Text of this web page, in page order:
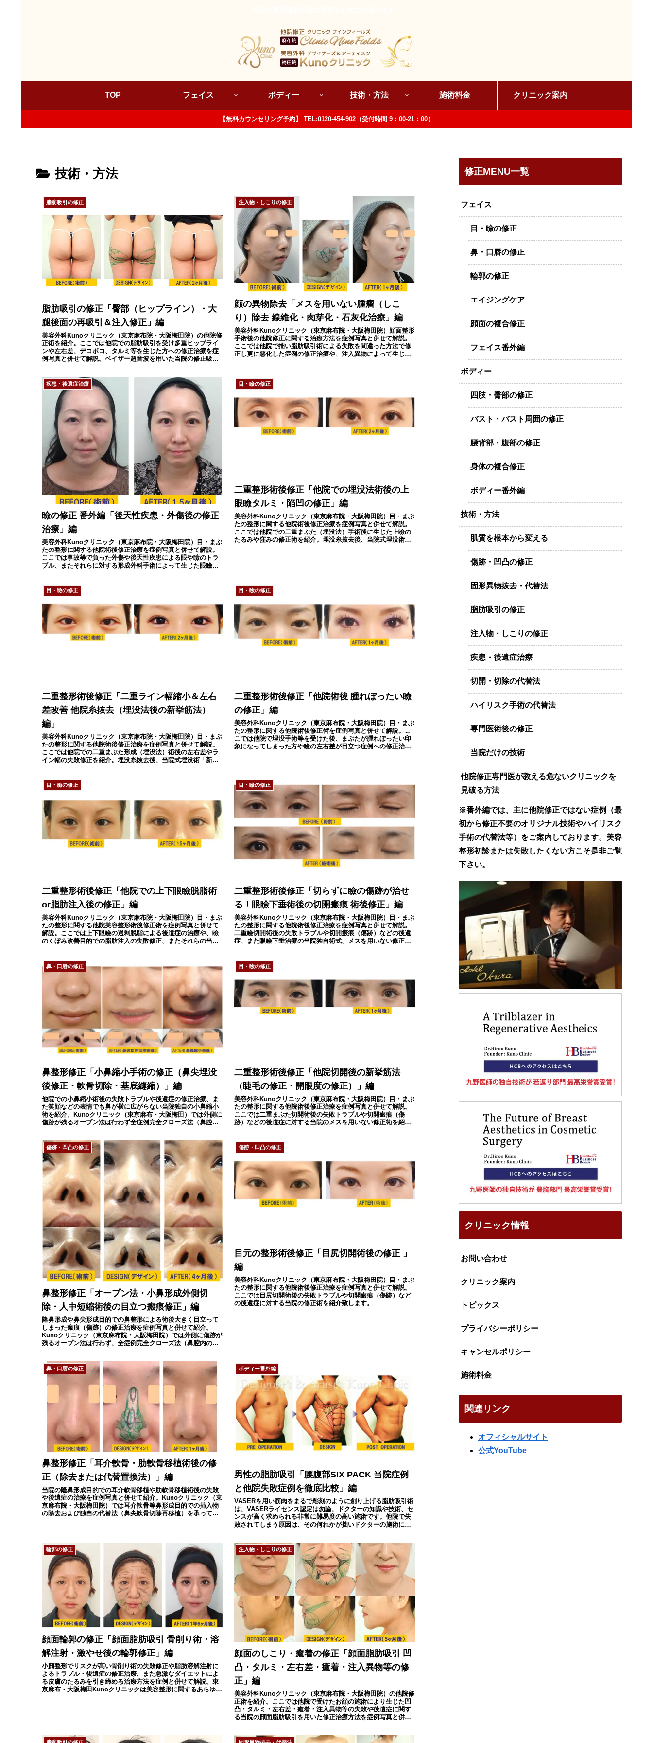
TOP フェイス ボディー 技術・方法 施術料金 クリニック案内
【無料カウンセリング予約】 TEL:0120-454-902（受付時間 9：00-21：00）
技術・方法
脂肪吸引の修正
脂肪吸引の修正「臀部（ヒップライン）・大
腿後面の再吸引＆注入修正」編
美容外科Kunoクリニック（東京麻布院・大阪梅田院）の他院修
正術を紹介。ここでは他院での脂肪吸引を受け多重ヒップライ
ンや左右差、デコボコ、タルミ等を生じた方への修正治療を症
例写真と併せて解説。ベイザー超音波を用いた当院の修正吸引
注入物・しこりの修正
顔の異物除去「メスを用いない腫瘤（しこ
り）除去 線維化・肉芽化・石灰化治療」編
美容外科Kunoクリニック（東京麻布院・大阪梅田院）顔面整形
手術後の他院修正に関する治療方法を症例写真と併せて解説。
ここでは他院で拙い脂肪吸引術による失敗を間違った方法で修
正し更に悪化した症例の修正治療や、注入異物によって生じた
疾患・後遺症治療
瞼の修正 番外編「後天性疾患・外傷後の修正
治療」編
美容外科Kunoクリニック（東京麻布院・大阪梅田院）目・まぶ
たの整形に関する他院術後修正治療を症例写真と併せて解説。
ここでは事故等で負った外傷や後天性疾患による眼や瞼のトラ
ブル、またそれらに対する形成外科手術によって生じた眼瞼下
目・瞼の修正
二重整形術後修正「他院での埋没法術後の上
眼瞼タルミ・陥凹の修正」編
美容外科Kunoクリニック（東京麻布院・大阪梅田院）目・まぶ
たの整形に関する他院術後修正治療を症例写真と併せて解説。
ここでは他院での二重まぶた（埋没法）手術後に生じた上瞼の
たるみや窪みの修正術を紹介。埋没糸抜去後、当院式埋没術
目・瞼の修正
二重整形術後修正「二重ライン幅縮小＆左右
差改善 他院糸抜去（埋没法後の新挙筋法）
編」
美容外科Kunoクリニック（東京麻布院・大阪梅田院）目・まぶ
たの整形に関する他院術後修正治療を症例写真と併せて解説。
ここでは他院での二重まぶた形成（埋没法）術後の左右差やラ
イン幅の失敗修正を紹介。埋没糸抜去後、当院式埋没術「新挙
目・瞼の修正
二重整形術後修正「他院術後 腫れぼったい瞼
の修正」編
美容外科Kunoクリニック（東京麻布院・大阪梅田院）目・まぶ
たの整形に関する他院術後修正術を症例写真と併せて解説。こ
こでは他院で埋没手術等を受けた後、まぶたが腫れぼったい印
象になってしまった方や瞼の左右差が目立つ症例への修正治療
目・瞼の修正
二重整形術後修正「他院での上下眼瞼脱脂術
or脂肪注入後の修正」編
美容外科Kunoクリニック（東京麻布院・大阪梅田院）目・まぶ
たの整形に関する他院美容整形術後修正術を症例写真と併せて
解説。ここでは上下眼瞼の過剰脱脂による後遺症の治療や、瞼
のくぼみ改善目的での脂肪注入の失敗修正、またそれらの当院
目・瞼の修正
二重整形術後修正「切らずに瞼の傷跡が治せ
る！眼瞼下垂術後の切開瘢痕 術後修正」編
美容外科Kunoクリニック（東京麻布院・大阪梅田院）目・まぶ
たの整形に関する他院術後修正治療を症例写真と併せて解説。
二重瞼切開術後の失敗トラブルや切開瘢痕（傷跡）などの後遺
症、また眼瞼下垂治療の当院独自術式、メスを用いない修正術
鼻・口唇の修正
鼻整形修正「小鼻縮小手術の修正（鼻尖埋没
後修正・軟骨切除・基底縫縮）」編
他院での小鼻縮小術後の失敗トラブルや後遺症の修正治療、ま
た笑顔などの表情でも鼻が横に広がらない当院独自の小鼻縮小
術を紹介。Kunoクリニック（東京麻布・大阪梅田）では外側に
傷跡が残るオープン法は行わず全症例完全クローズ法（鼻腔内
目・瞼の修正
二重整形術後修正「他院切開後の新挙筋法
（睫毛の修正・開眼度の修正）」編
美容外科Kunoクリニック（東京麻布院・大阪梅田院）目・まぶ
たの整形に関する他院術後修正治療を症例写真と併せて解説。
ここでは二重まぶた切開術後の失敗トラブルや切開瘢痕（傷
跡）などの後遺症に対する当院のメスを用いない修正術を紹介
傷跡・凹凸の修正
鼻整形修正「オープン法・小鼻形成外側切
除・人中短縮術後の目立つ瘢痕修正」編
隆鼻形成や鼻尖形成目的での鼻整形による術後大きく目立って
しまった瘢痕（傷跡）の修正治療を症例写真と併せて紹介。
Kunoクリニック（東京麻布院・大阪梅田院）では外側に傷跡が
残るオープン法は行わず、全症例完全クローズ法（鼻腔内のみ
傷跡・凹凸の修正
目元の整形術後修正「目尻切開術後の修正 」
編
美容外科Kunoクリニック（東京麻布院・大阪梅田院）目・まぶ
たの整形に関する他院術後修正治療を症例写真と併せて解説。
ここでは目尻切開術後の失敗トラブルや切開瘢痕（傷跡）など
の後遺症に対する当院の修正術を紹介致します。
鼻・口唇の修正
鼻整形修正「耳介軟骨・肋軟骨移植術後の修
正（除去または代替置換法）」編
当院の隆鼻形成目的での耳介軟骨移植や肋軟骨移植術後の失敗
や後遺症の治療を症例写真と併せて紹介。Kunoクリニック（東
京麻布院・大阪梅田院）では耳介軟骨等鼻形成目的での挿入物
の除去および独自の代替法（鼻尖軟骨切除再移植）を承ってお
ボディー番外編
男性の脂肪吸引「腰腹部SIX PACK 当院症例
と他院失敗症例を徹底比較」編
VASERを用い筋肉をまるで彫刻のように創り上げる脂肪吸引術
は、VASERライセンス認定は勿論、ドクターの知識や技術、セ
ンスが高く求められる非常に難易度の高い施術です。他院で失
敗されてしまう原因は、その何れかが拙いドクターの施術によ
輪郭の修正
顔面輪郭の修正「顔面脂肪吸引 骨削り術・溶
解注射・激やせ後の輪郭修正」編
小顔整形でリスクが高い骨削り術の失敗修正や脂肪溶解注射に
よるトラブル・後遺症の修正治療、また急激なダイエットによ
る皮膚のたるみを引き締める治療方法を症例と併せて解説。東
京麻布・大阪梅田Kunoクリニックは美容整形に関するあらゆる
注入物・しこりの修正
顔面のしこり・癒着の修正「顔面脂肪吸引 凹
凸・タルミ・左右差・癒着・注入異物等の修
正」編
美容外科Kunoクリニック（東京麻布院・大阪梅田院）の他院修
正術を紹介。ここでは他院で受けたお顔の施術により生じた凹
凸・タルミ・左右差・癒着・注入異物等の失敗や後遺症に関す
る当院の顔面脂肪吸引を用いた修正治療方法を症例写真と併せ
修正MENU一覧
フェイス
目・瞼の修正
鼻・口唇の修正
輪郭の修正
エイジングケア
顔面の複合修正
フェイス番外編
ボディー
四肢・臀部の修正
バスト・バスト周囲の修正
腰背部・腹部の修正
身体の複合修正
ボディー番外編
技術・方法
肌質を根本から変える
傷跡・凹凸の修正
固形異物抜去・代替法
脂肪吸引の修正
注入物・しこりの修正
疾患・後遺症治療
切開・切除の代替法
ハイリスク手術の代替法
専門医術後の修正
当院だけの技術
他院修正専門医が教える危ないクリニックを
見破る方法
※番外編では、主に他院修正ではない症例（最
初から修正不要のオリジナル技術やハイリスク
手術の代替法等）をご案内しております。美容
整形初診または失敗したくない方こそ是非ご覧
下さい。
クリニック情報
お問い合わせ
クリニック案内
トピックス
プライバシーポリシー
キャンセルポリシー
施術料金
関連リンク
オフィシャルサイト
公式YouTube